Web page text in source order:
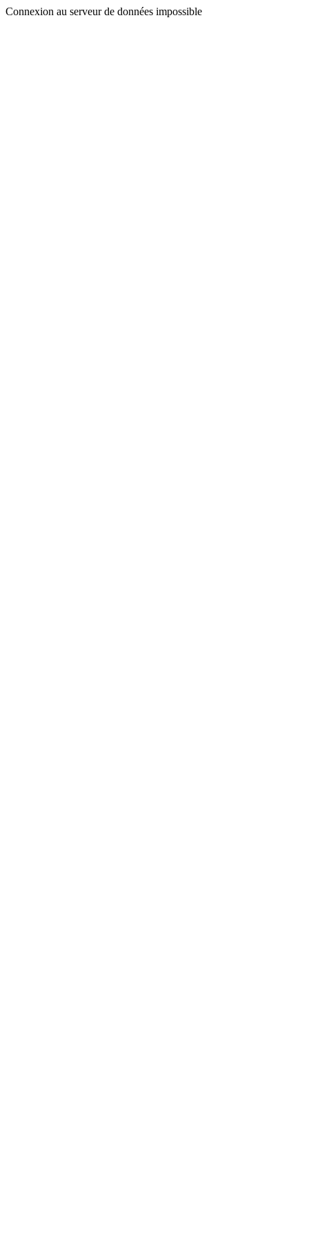
Connexion au serveur de données impossible